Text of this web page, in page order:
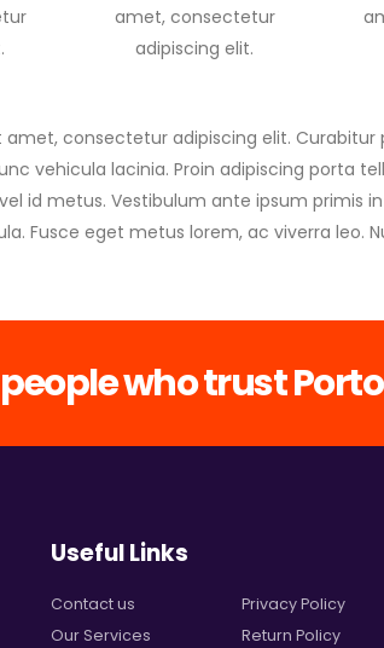
amet, consectetur
adipiscing elit.
amet, consectetur adipiscing elit.
vehicula lacinia. Proin adipiscing porta
id metus. Vestibulum ante ipsum primis
Fusce eget metus lorem, ac viverra leo.
who trust Porto
Useful Links
Contact us
Our Services
Privacy Policy
Return Policy